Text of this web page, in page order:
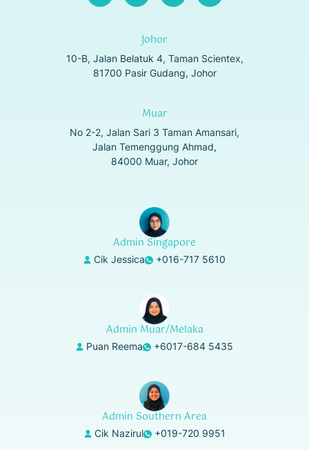
Johor
10-B, Jalan Belatuk 4, Taman Scientex,
81700 Pasir Gudang, Johor
Muar
No 2-2, Jalan Sari 3 Taman Amansari,
Jalan Temenggung Ahmad,
84000 Muar, Johor
Admin Singapore
Cik Jessica +016-717 5610
Admin Muar/Melaka
Puan Reema +6017-684 5435
Admin Southern Area
Cik Nazirul +019-720 9951